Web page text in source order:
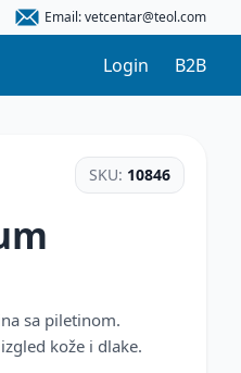
Email: vetcentar@teol.com
Login B2B
SKU: 10846
sa piletinom.
kože i dlake.